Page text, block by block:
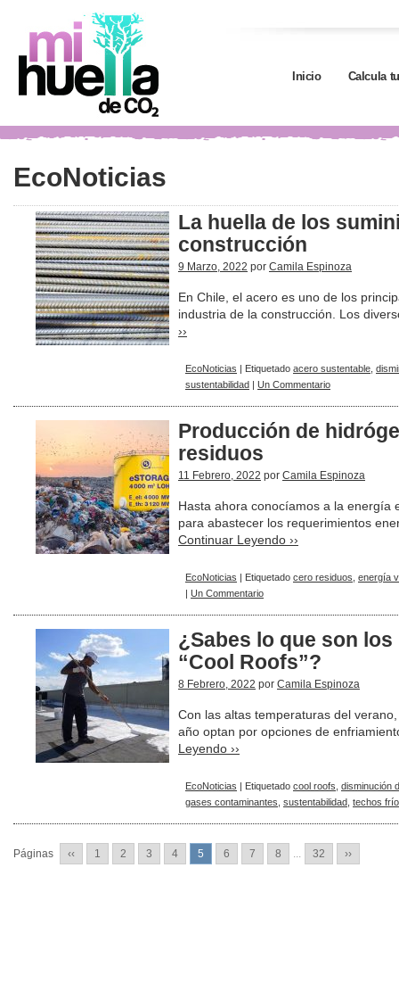
Inicio Calcula
EcoNoticias
La huella de los
construcción
9 Marzo, 2022 por Camila Espinoza
En Chile, el acero es uno de los
industria de la construcción. Los
››
EcoNoticias | Etiquetado acero sustentable
sustentabilidad | Un Commentario
Producción de
residuos
11 Febrero, 2022 por Camila Espinoza
Hasta ahora conocíamos a la energía
para abastecer los requerimientos
Continuar Leyendo ››
EcoNoticias | Etiquetado cero residuos energía
| Un Commentario
¿Sabes lo que son
“Cool Roofs”?
8 Febrero, 2022 por Camila Espinoza
Con las altas temperaturas del
año optan por opciones de
Leyendo ››
EcoNoticias | Etiquetado cool roofs disminución
gases contaminantes sustentabilidad techos
Páginas ‹‹ 1 2 3 4 5 6 7 8 ... 32 ››